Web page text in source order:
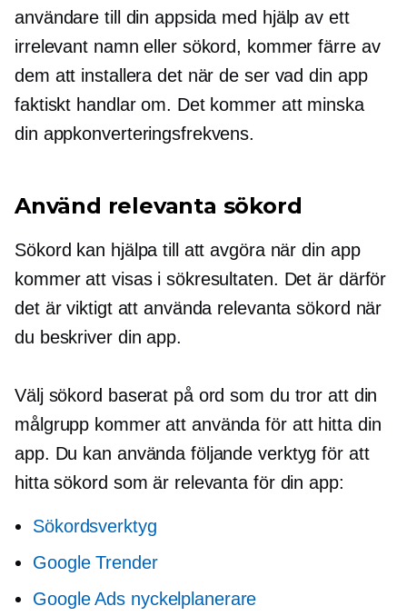
användare till din appsida med hjälp av ett
irrelevant namn eller sökord, kommer färre av
dem att installera det när de ser vad din app
faktiskt handlar om. Det kommer att minska
din appkonverteringsfrekvens.
Använd relevanta sökord
Sökord kan hjälpa till att avgöra när din app
kommer att visas i sökresultaten. Det är därför
det är viktigt att använda relevanta sökord när
du beskriver din app.
Välj sökord baserat på ord som du tror att din
målgrupp kommer att använda för att hitta din
app. Du kan använda följande verktyg för att
hitta sökord som är relevanta för din app:
Sökordsverktyg
Google Trender
Google Ads nyckelplanerare